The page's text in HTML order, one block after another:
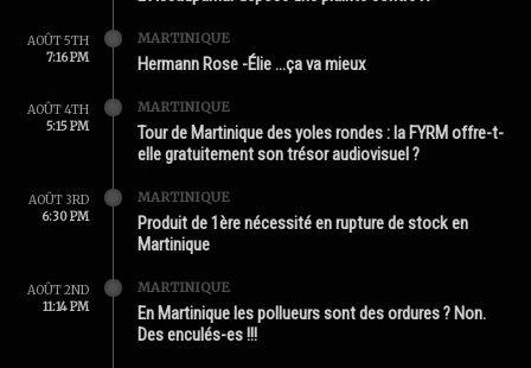
AOÛT 5TH
7:16 PM
MARTINIQUE
Hermann Rose -Élie …ça va mieux
AOÛT 4TH
5:15 PM
MARTINIQUE
Tour de Martinique des yoles rondes : la FYRM offre-t-
elle gratuitement son trésor audiovisuel ?
AOÛT 3RD
6:30 PM
MARTINIQUE
Produit de 1ère nécessité en rupture de stock en
Martinique
AOÛT 2ND
11:14 PM
MARTINIQUE
En Martinique les pollueurs sont des ordures ? Non.
Des enculés-es !!!